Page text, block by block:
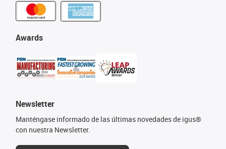
Awards
Newsletter
Manténgase informado de las últimas novedades de igus®
con nuestra Newsletter.